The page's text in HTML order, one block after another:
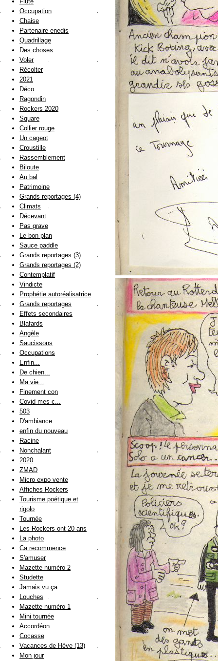
Occupation
Chaise
Partenaire enedis
Quadrillage
Des choses
Voler
Récolter
2021
Déco
Ragondin
Rockers 2020
Square
Collier rouge
Un cageot
Croustille
Rassemblement
Biloute
Au bal
Patrimoine
Grands reportages (4)
Climats
Décevant
Pas grave
Le bon plan
Sauce paddle
Grands reportages (3)
Grands reportages (2)
Contemplatif
Vindicte
Prophétie autoréalisatrice
Grands reportages
Effets secondaires
Blafards
Angèle
Saucissons
Occupations
Enfin...
De chien...
Ma vie...
Finement con
Covid mes c...
503
D'ambiance...
enfin du nouveau
Racine
Nonchalant
2020
ZMAD
Micro expo vente
Affiches Rockers
Tourisme poétique et
rigolo
Tournée
Les Rockers ont 20 ans
La photo
Ca recommence
S'amuser
Mazette numéro 2
Studette
Jamais vu ça
Louches
Mazette numéro 1
Mini tournée
Accordéon
Cocasse
Vacances de Hève (13)
Mon jour